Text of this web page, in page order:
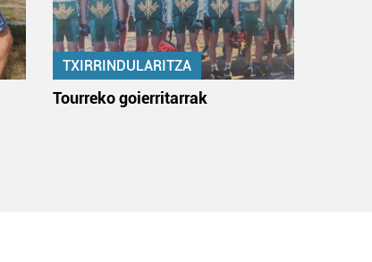
TXIRRINDULARITZA
Tourreko goierritarrak